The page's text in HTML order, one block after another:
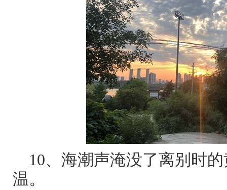
10、海潮声淹没了离别时
温。